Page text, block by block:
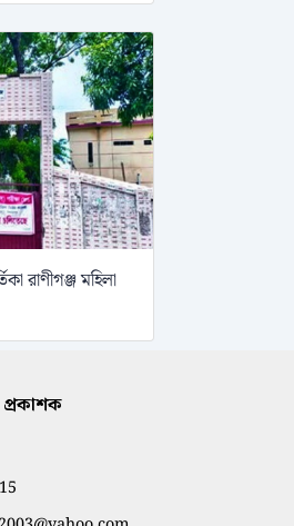
রাণীগঞ্জ মহিলা